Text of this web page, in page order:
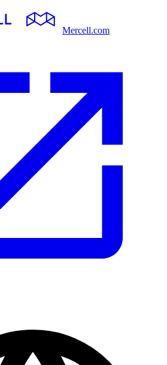
Mercell.com